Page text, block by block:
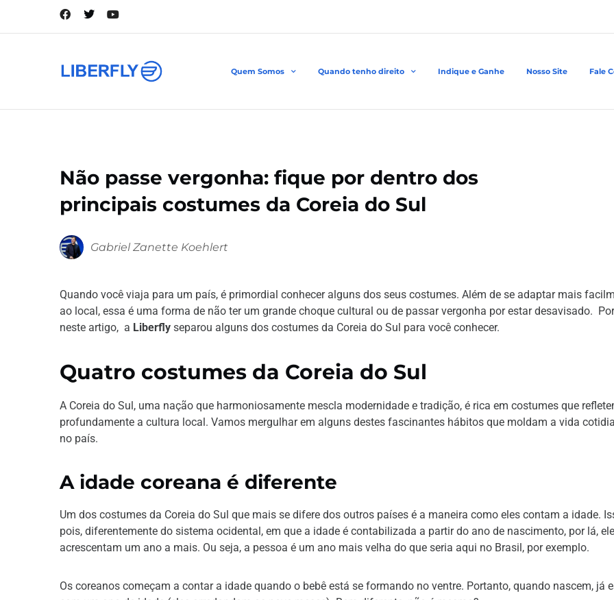
Quem Somos Quando tenho direito Indique e Ganhe Nosso Site Fale
Não passe vergonha: fique por dentro dos
principais costumes da Coreia do Sul
Gabriel Zanette Koehlert
Quando você viaja para um país, é primordial conhecer alguns dos seus costumes. Além de se adaptar mais
ao local, essa é uma forma de não ter um grande choque cultural ou de passar vergonha por estar desavisado.
neste artigo, a Liberfly separou alguns dos costumes da Coreia do Sul para você conhecer.
Quatro costumes da Coreia do Sul
A Coreia do Sul, uma nação que harmoniosamente mescla modernidade e tradição, é rica em costumes que
profundamente a cultura local. Vamos mergulhar em alguns destes fascinantes hábitos que moldam a vida
no país.
A idade coreana é diferente
Um dos costumes da Coreia do Sul que mais se difere dos outros países é a maneira como eles contam a idade.
pois, diferentemente do sistema ocidental, em que a idade é contabilizada a partir do ano de nascimento, por lá,
acrescentam um ano a mais. Ou seja, a pessoa é um ano mais velha do que seria aqui no Brasil, por exemplo.
Os coreanos começam a contar a idade quando o bebê está se formando no ventre. Portanto, quando nascem, já